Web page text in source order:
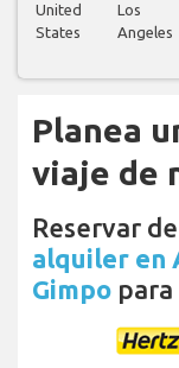
United
States
Los
Angeles
Planea
viaje de
Reservar
alquiler en
Gimpo